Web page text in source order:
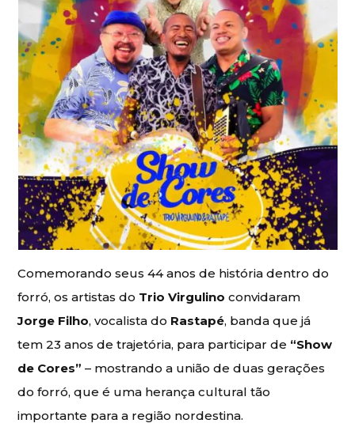
Comemorando seus 44 anos de história dentro do
forró, os artistas do Trio Virgulino convidaram
Jorge Filho, vocalista do Rastapé, banda que já
tem 23 anos de trajetória, para participar de “Show
de Cores” – mostrando a união de duas gerações
do forró, que é uma herança cultural tão
importante para a região nordestina.